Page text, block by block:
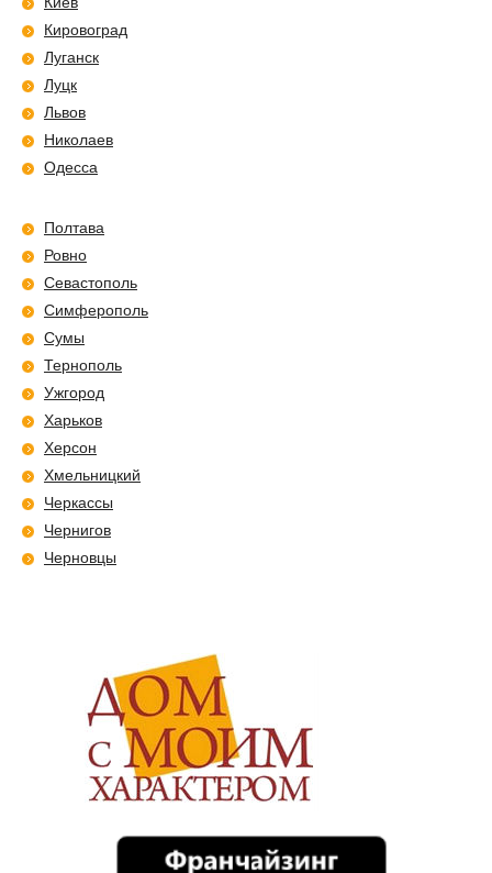
Кировоград
Луганск
Луцк
Львов
Николаев
Одесса
Полтава
Ровно
Севастополь
Симферополь
Сумы
Тернополь
Ужгород
Харьков
Херсон
Хмельницкий
Черкассы
Чернигов
Черновцы